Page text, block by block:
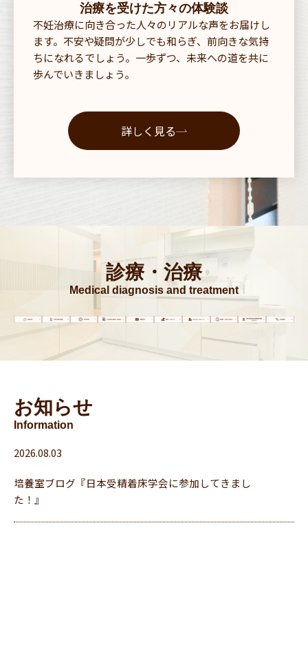
治療を受けた方々の体験談
不妊治療に向き合った人々のリアルな声をお届けし
ます。不安や疑問が少しでも和らぎ、前向きな気持
ちになれるでしょう。一歩ずつ、未来への道を共に
歩んでいきましょう。
詳しく見る
診療・治療
Medical diagnosis and treatment
お知らせ
Information
2026.08.03
培養室ブログ『日本受精着床学会に参加してきまし
た！』